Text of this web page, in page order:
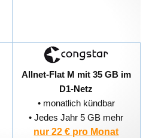
Allnet-Flat M mit 35 GB im
D1-Netz
• monatlich kündbar
• Jedes Jahr 5 GB mehr
nur 22 € pro Monat